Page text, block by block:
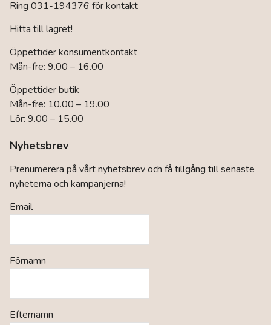
Ring 031-194376 för kontakt
Hitta till lagret!
Öppettider konsumentkontakt
Mån-fre: 9.00 – 16.00
Öppettider butik
Mån-fre: 10.00 – 19.00
Lör: 9.00 – 15.00
Nyhetsbrev
Prenumerera på vårt nyhetsbrev och få tillgång till senaste
nyheterna och kampanjerna!
Email
Förnamn
Efternamn